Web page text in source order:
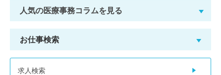
人気の医療事務コラムを見る
お仕事検索
求人検索